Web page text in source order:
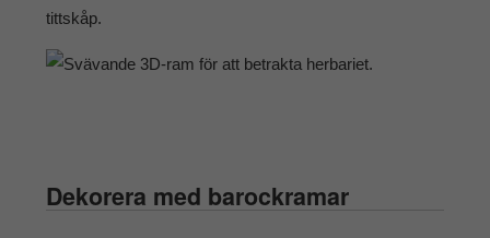
tittskåp.
Dekorera med barockramar